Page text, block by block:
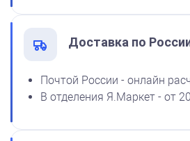
Печать ИП № Р135
1100
Доставка по
Почтой России - онлайн
В отделения Я.Маркет - от